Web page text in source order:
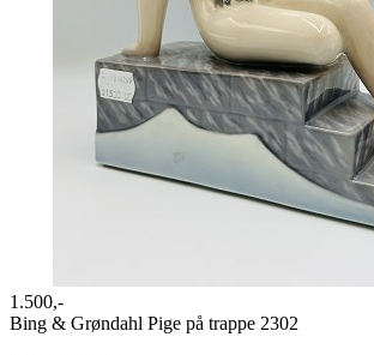
1.500,-
Bing & Grøndahl Pige på trappe 2302